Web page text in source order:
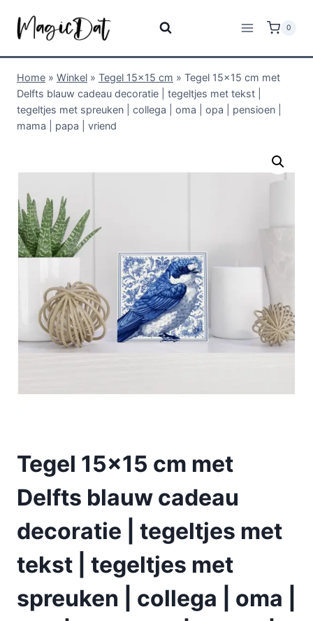
0
Home » Winkel » Tegel 15x15 cm » Tegel 15×15 cm met
Delfts blauw cadeau decoratie | tegeltjes met tekst |
tegeltjes met spreuken | collega | oma | opa | pensioen |
mama | papa | vriend
Tegel 15×15 cm met
Delfts blauw cadeau
decoratie | tegeltjes met
tekst | tegeltjes met
spreuken | collega | oma |